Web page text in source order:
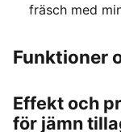
fräsch med
Funktioner
Effekt och
för jämn